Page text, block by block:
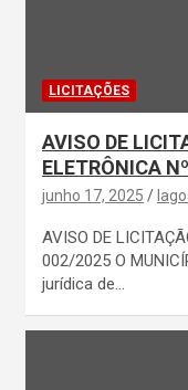
LICITAÇÕES
AVISO DE
ELETRÔNICA
junho 17, 2025
AVISO DE
002/2025 O
jurídica de…